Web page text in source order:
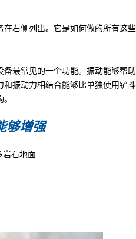
在右侧列出。它是如何做的所有这些
备最常见的一个功能。振动能够帮助
振动力相结合能够比单独使用铲斗
够增强
岩石地面